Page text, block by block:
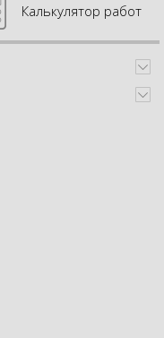
Калькулятор работ